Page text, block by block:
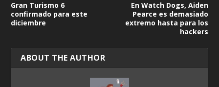
Gran Turismo 6
confirmado para este
diciembre
En Watch Dogs, Aiden
Pearce es demasiado
extremo hasta para los
hackers
ABOUT THE AUTHOR